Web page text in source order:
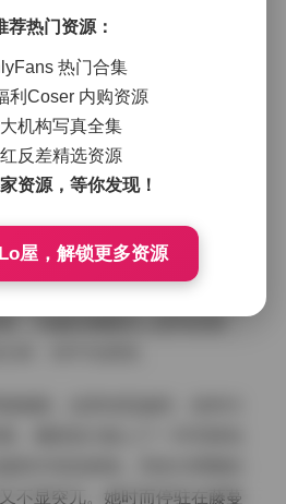
。
老大合集【437P 33V 610M】
黎明时分拍摄的海边漫步画
海面上泛起淡淡的金色光辉，
薄亚麻衬衫，下搭白色高腰短
镜头捕捉到她随风轻动的发丝
略带诗意，仿佛时间在这一刻
，为她的侧颜添上柔和的阴
不显突兀。她时而停驻在藤蔓
荐热门资源：
热门合集
利Coser 内购资源
机构写真全集
反差精选资源
资源，等你发现！
屋，解锁更多资源